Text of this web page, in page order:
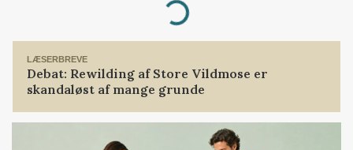
Loading...
LÆSERBREVE
Debat: Rewilding af Store Vildmose er
skandaløst af mange grunde